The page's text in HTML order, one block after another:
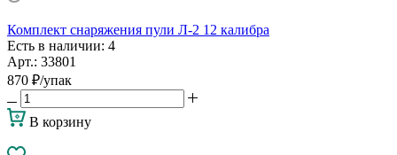
Комплект снаряжения пули Л-2 12 калибра
Есть в наличии: 4
Арт.: 33801
870 ₽/упак
В корзину